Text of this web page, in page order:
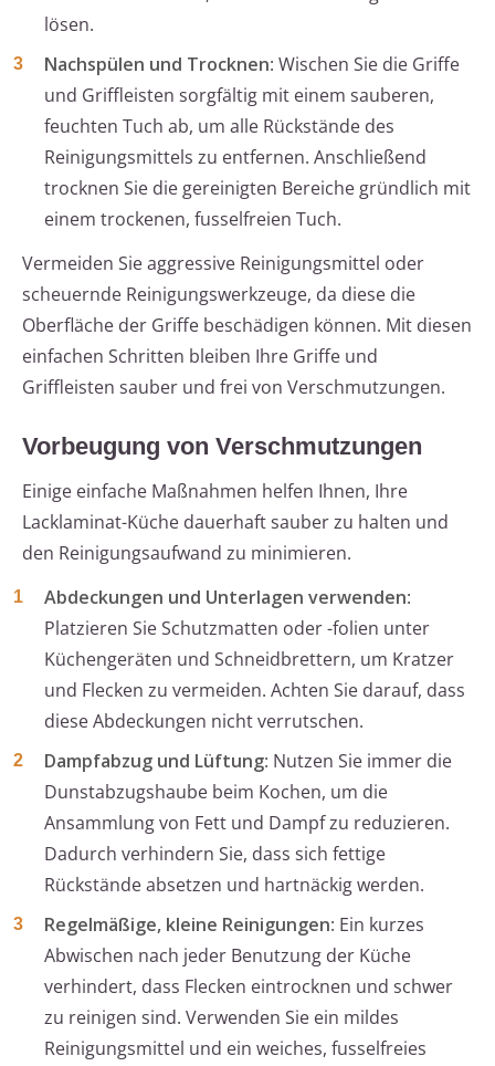
lösen.
Nachspülen und Trocknen: Wischen Sie die Griffe
und Griffleisten sorgfältig mit einem sauberen,
feuchten Tuch ab, um alle Rückstände des
Reinigungsmittels zu entfernen. Anschließend
trocknen Sie die gereinigten Bereiche gründlich mit
einem trockenen, fusselfreien Tuch.
Vermeiden Sie aggressive Reinigungsmittel oder
scheuernde Reinigungswerkzeuge, da diese die
Oberfläche der Griffe beschädigen können. Mit diesen
einfachen Schritten bleiben Ihre Griffe und
Griffleisten sauber und frei von Verschmutzungen.
Vorbeugung von Verschmutzungen
Einige einfache Maßnahmen helfen Ihnen, Ihre
Lacklaminat-Küche dauerhaft sauber zu halten und
den Reinigungsaufwand zu minimieren.
Abdeckungen und Unterlagen verwenden:
Platzieren Sie Schutzmatten oder -folien unter
Küchengeräten und Schneidbrettern, um Kratzer
und Flecken zu vermeiden. Achten Sie darauf, dass
diese Abdeckungen nicht verrutschen.
Dampfabzug und Lüftung: Nutzen Sie immer die
Dunstabzugshaube beim Kochen, um die
Ansammlung von Fett und Dampf zu reduzieren.
Dadurch verhindern Sie, dass sich fettige
Rückstände absetzen und hartnäckig werden.
Regelmäßige, kleine Reinigungen: Ein kurzes
Abwischen nach jeder Benutzung der Küche
verhindert, dass Flecken eintrocknen und schwer
zu reinigen sind. Verwenden Sie ein mildes
Reinigungsmittel und ein weiches, fusselfreies